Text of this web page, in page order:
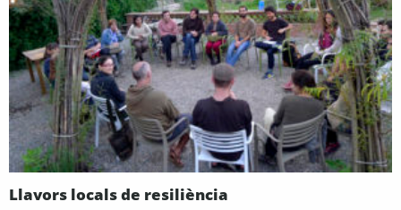
Llavors locals de resiliència